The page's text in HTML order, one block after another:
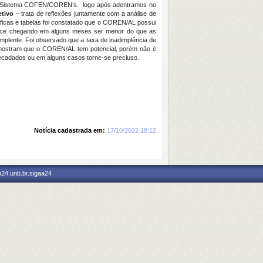
COFEN/COREN’s. logo após adentramos no
– trata de reflexões juntamente com a análise de
e tabelas foi constatado que o COREN/AL possui
chegando em alguns meses ser menor do que as
Foi observado que a taxa de inadimplência de
que o COREN/AL tem potencial, porém não é
ou em alguns casos torne-se precluso.
Notícia cadastrada em: 17/10/2022 18:12